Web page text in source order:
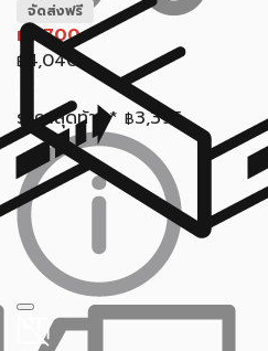
จัดส่งฟรี
฿ 3,700
฿ 4,040
ราคาสุดท้าย* ฿3,395